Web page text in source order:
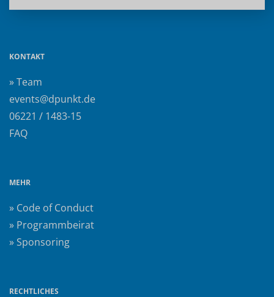
KONTAKT
» Team
events@dpunkt.de
06221 / 1483-15
FAQ
MEHR
» Code of Conduct
» Programmbeirat
» Sponsoring
RECHTLICHES